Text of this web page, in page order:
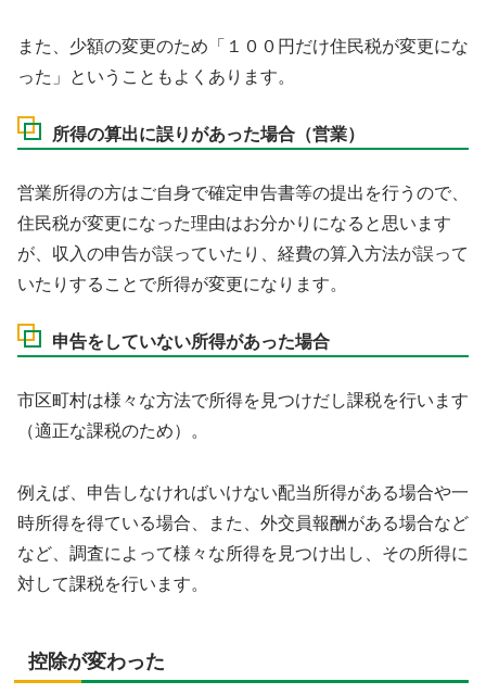
また、少額の変更のため「１００円だけ住民税が変更にな
った」ということもよくあります。
所得の算出に誤りがあった場合（営業）
営業所得の方はご自身で確定申告書等の提出を行うので、
住民税が変更になった理由はお分かりになると思います
が、収入の申告が誤っていたり、経費の算入方法が誤って
いたりすることで所得が変更になります。
申告をしていない所得があった場合
市区町村は様々な方法で所得を見つけだし課税を行います
（適正な課税のため）。
例えば、申告しなければいけない配当所得がある場合や一
時所得を得ている場合、また、外交員報酬がある場合など
など、調査によって様々な所得を見つけ出し、その所得に
対して課税を行います。
控除が変わった